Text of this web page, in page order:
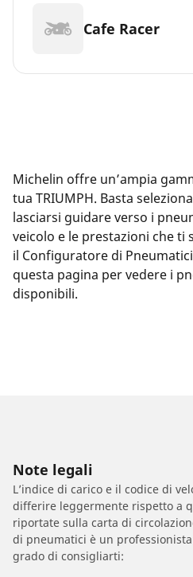
Cafe Racer
Michelin offre un’ampia
tua TRIUMPH. Basta
lasciarsi guidare verso i
veicolo e le prestazioni che ti
il Configuratore di
questa pagina per vedere i
disponibili.
Note legali
L’indice di carico e il codice di
differire leggermente rispetto a
riportate sulla carta di
di pneumatici è un
grado di consigliarti: